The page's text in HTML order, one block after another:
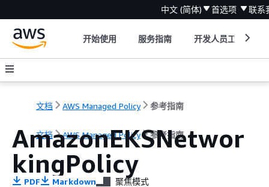
中文 (简体) 首选项 联系
开始使用 服务指南 开发人员工具
文档 AWS Managed Policy 参考指南
文档 AWS Managed Policy 参考指南
AmazonEKSNetwor
kingPolicy
PDF Markdown 聚焦模式